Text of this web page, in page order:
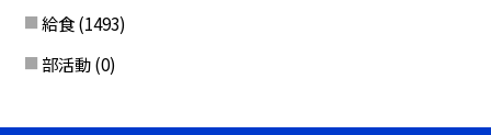
給食 (1493)
部活動 (0)